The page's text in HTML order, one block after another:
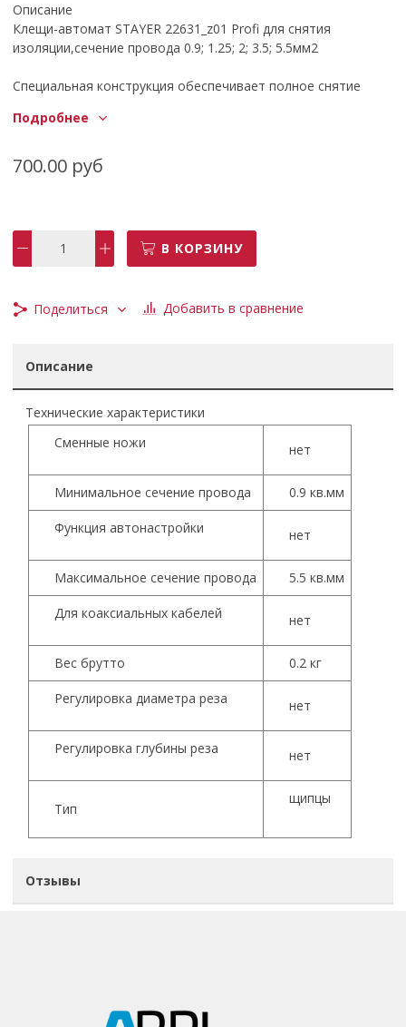
Описание
Клещи-автомат STAYER 22631_z01 Profi для снятия
изоляции,сечение провода 0.9; 1.25; 2; 3.5; 5.5мм2
Специальная конструкция обеспечивает полное снятие
- Лезвия из инструментальной стали закалены токами
Клещи-автомат применяются для снятия изоляции при
зачистке проводов
Подробнее
700.00 руб
В КОРЗИНУ
Поделиться Добавить в сравнение
Описание
Технические характеристики
Сменные ножи
нет
Минимальное сечение провода 0.9 кв.мм
Функция автонастройки нет
Максимальное сечение провода 5.5 кв.мм
Для коаксиальных кабелей нет
Вес брутто 0.2 кг
Регулировка диаметра реза нет
Регулировка глубины реза нет
Тип
щипцы
Отзывы